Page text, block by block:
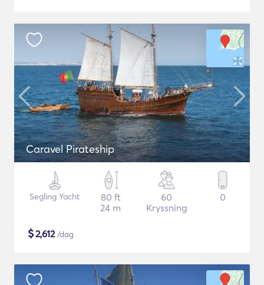
Caravel Pirateship
Segling Yacht
80 ft
24 m
60
Kryssning
0
$2,612/dag